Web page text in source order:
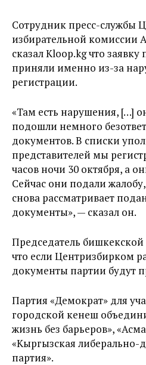
Сотрудник пресс-службы
избирательной комиссии
сказал Kloop.kg что
приняли именно из-за
регистрации.
«Там есть нарушения, […]
подошли немного
документов. В списки
представителей мы
часов ночи 30 октября, а
Сейчас они подали
снова рассматривает
документы», — сказал он.
Председатель
что если Центризбирком
документы партии будут
Партия «Демократ» для
городской кенеш
жизнь без барьеров»,
«Кыргызская либерально-
партия».